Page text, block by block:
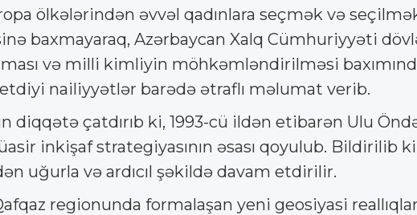
ölkələrindən əvvəl qadınlara seçmək və
baxmayaraq, Azərbaycan Xalq Cümhuriyyəti
və milli kimliyin möhkəmləndirilməsi
nailiyyətlər barədə ətraflı məlumat verib.
diqqətə çatdırıb ki, 1993-cü ildən etibarən Ulu
inkişaf strategiyasının əsası qoyulub. Bildirilib
uğurla və ardıcıl şəkildə davam etdirilir.
regionunda formalaşan yeni geosiyasi